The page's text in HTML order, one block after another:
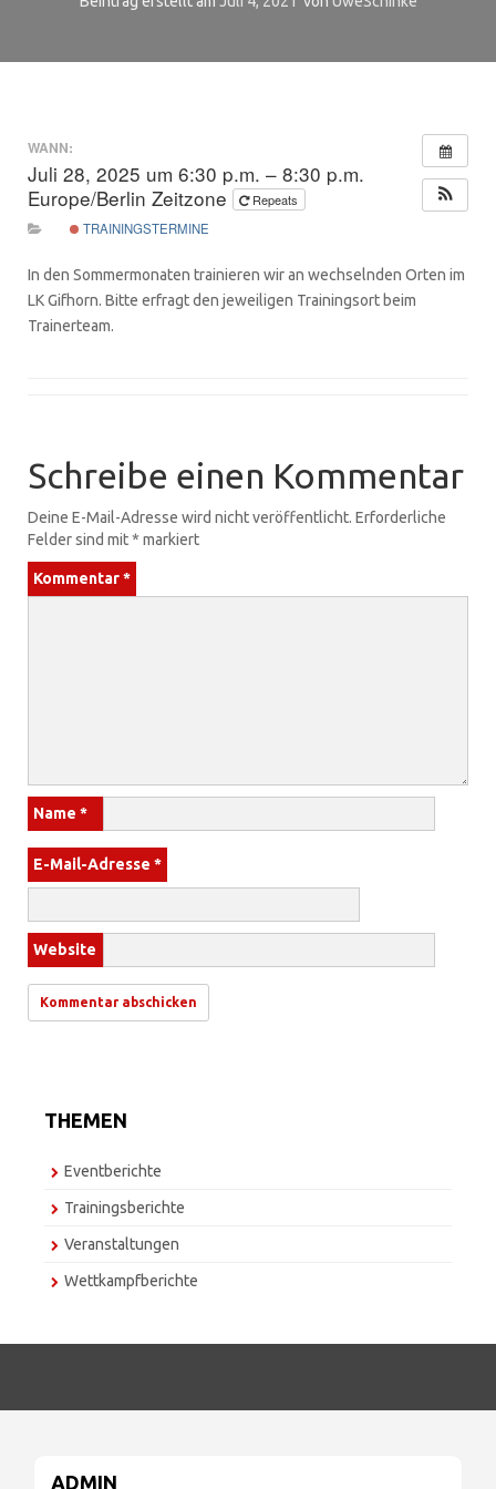
WANN:
Juli 28, 2025 um 6:30 p.m. – 8:30 p.m.
Europe/Berlin Zeitzone
Repeats
TRAININGSTERMINE
In den Sommermonaten trainieren wir an wechselnden Orten im
LK Gifhorn. Bitte erfragt den jeweiligen Trainingsort beim
Trainerteam.
Schreibe einen Kommentar
Deine E-Mail-Adresse wird nicht veröffentlicht. Erforderliche
Felder sind mit* markiert
Kommentar*
Name *
E-Mail-Adresse *
Website
THEMEN
Eventberichte
Trainingsberichte
Veranstaltungen
Wettkampfberichte
ADMIN